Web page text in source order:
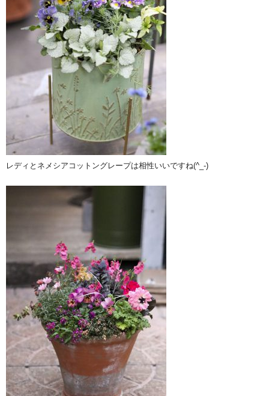
レディとネメシアコットングレープは相性いいですね(^_-)